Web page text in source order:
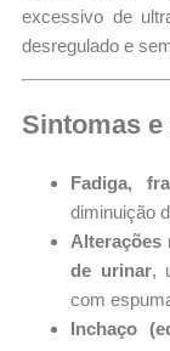
excessivo de
desregulado e
Sintomas
Fadiga,
diminuição
Alterações
de urinar,
com
Inchaço